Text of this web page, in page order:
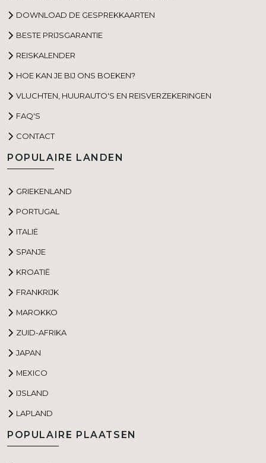
DOWNLOAD DE GESPREKKAARTEN
BESTE PRIJSGARANTIE
REISKALENDER
HOE KAN JE BIJ ONS BOEKEN?
VLUCHTEN, HUURAUTO'S EN REISVERZEKERINGEN
FAQ'S
CONTACT
POPULAIRE LANDEN
GRIEKENLAND
PORTUGAL
ITALIË
SPANJE
KROATIË
FRANKRIJK
MAROKKO
ZUID-AFRIKA
JAPAN
MEXICO
IJSLAND
LAPLAND
POPULAIRE PLAATSEN